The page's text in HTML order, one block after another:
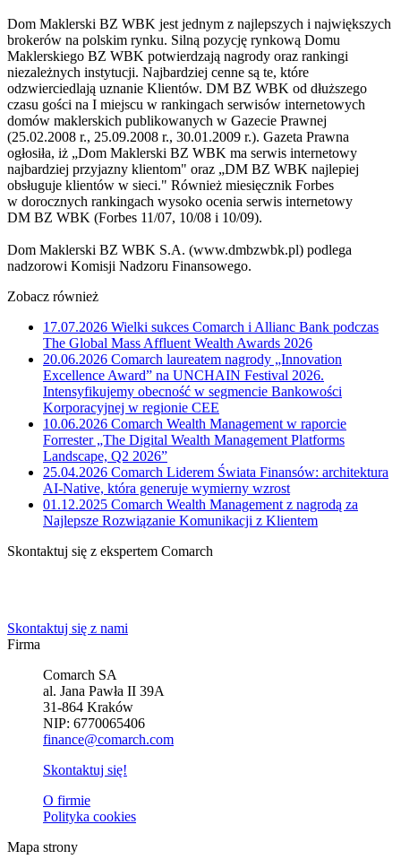
Dom Maklerski BZ WBK jest jednym z najlepszych i największych
brokerów na polskim rynku. Silną pozycję rynkową Domu
Maklerskiego BZ WBK potwierdzają nagrody oraz rankingi
niezależnych instytucji. Najbardziej cenne są te, które
odzwierciedlają uznanie Klientów. DM BZ WBK od dłuższego
czasu gości na I miejscu w rankingach serwisów internetowych
domów maklerskich publikowanych w Gazecie Prawnej
(25.02.2008 r., 25.09.2008 r., 30.01.2009 r.). Gazeta Prawna
ogłosiła, iż „Dom Maklerski BZ WBK ma serwis internetowy
najbardziej przyjazny klientom" oraz „DM BZ WBK najlepiej
obsługuje klientów w sieci." Również miesięcznik Forbes
w dorocznych rankingach wysoko ocenia serwis internetowy
DM BZ WBK (Forbes 11/07, 10/08 i 10/09).
Dom Maklerski BZ WBK S.A. (www.dmbzwbk.pl) podlega
nadzorowi Komisji Nadzoru Finansowego.
Zobacz również
17.07.2026 Wielki sukces Comarch i Allianc Bank podczas
The Global Mass Affluent Wealth Awards 2026
20.06.2026 Comarch laureatem nagrody „Innovation
Excellence Award” na UNCHAIN Festival 2026.
Intensyfikujemy obecność w segmencie Bankowości
Korporacyjnej w regionie CEE
10.06.2026 Comarch Wealth Management w raporcie
Forrester „The Digital Wealth Management Platforms
Landscape, Q2 2026”
25.04.2026 Comarch Liderem Świata Finansów: architektura
AI-Native, która generuje wymierny wzrost
01.12.2025 Comarch Wealth Management z nagrodą za
Najlepsze Rozwiązanie Komunikacji z Klientem
Skontaktuj się z ekspertem Comarch
Skontaktuj się z nami
Firma
Comarch SA
al. Jana Pawła II 39A
31-864 Kraków
NIP: 6770065406
finance@comarch.com
Skontaktuj się!
O firmie
Polityka cookies
Mapa strony